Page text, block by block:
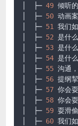
│  ├─ 49 倾听
│  ├─ 50 动画
│  ├─ 51 我们
│  ├─ 52 是什
│  ├─ 53 是什
│  ├─ 54 是什
│  ├─ 55 沟通
│  ├─ 56 提纲
│  ├─ 57 你会
│  ├─ 58 你会
│  ├─ 59 耍滑
│  ├─ 60 我们